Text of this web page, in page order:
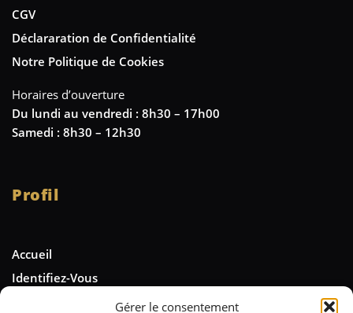
Gérer le consentement
CGV
Déclararation de Confidentialité
Notre Politique de Cookies
Horaires d’ouverture
Du lundi au vendredi : 8h30 – 17h00
Samedi : 8h30 – 12h30
Profil
Accueil
Identifiez-Vous